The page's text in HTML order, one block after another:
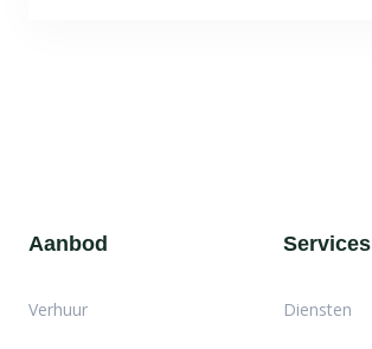
Aanbod
Verhuur
Services
Diensten